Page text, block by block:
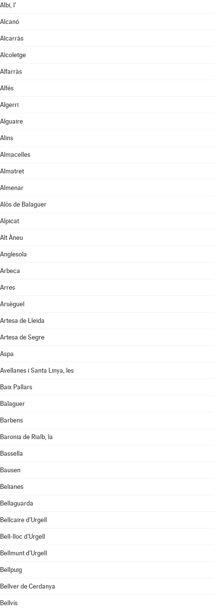
Albi, l'
Alcanó
Alcarràs
Alcoletge
Alfarràs
Alfés
Algerri
Alguaire
Alins
Almacelles
Almatret
Almenar
Alòs de Balaguer
Alpicat
Alt Àneu
Anglesola
Arbeca
Arres
Arsèguel
Artesa de Lleida
Artesa de Segre
Aspa
Avellanes i Santa Linya, les
Baix Pallars
Balaguer
Barbens
Baronia de Rialb, la
Bassella
Bausen
Belianes
Bellaguarda
Bellcaire d'Urgell
Bell-lloc d'Urgell
Bellmunt d'Urgell
Bellpuig
Bellver de Cerdanya
Bellvís